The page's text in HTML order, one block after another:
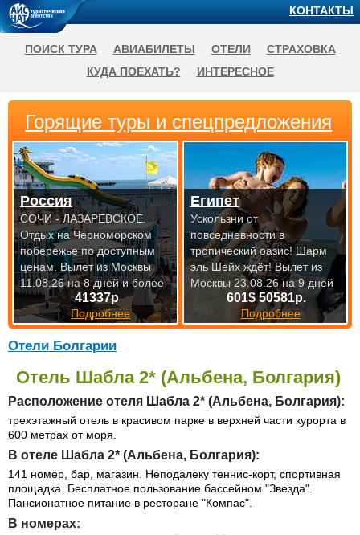
Отели Болгарии
Отель Шабла 2* (Альбена, Болгария)
Расположение отеля Шабла 2* (Альбена, Болгария):
трехэтажный отель в красивом парке в верхней части курорта в
600 метрах от моря.
В отеле Шабла 2* (Альбена, Болгария):
141 номер, бар, магазин. Неподалеку теннис-корт, спортивная
площадка. Бесплатное пользование бассейном "Звезда".
Пансионатное питание в ресторане "Компас".
В номерах:
Горящие туры и спецпредложения
41337р
Подробнее
Россия
СОЧИ - ЛАЗАРЕВСКОЕ.
Отдых на Черноморском
побережье по доступным
ценам. Вылет из Москвы
11.08.26 на 8 дней и более
601$ 50581р.
Подробнее
Египет
Ускользни от
повседневности в
тропический оазис! Шарм
эль Шейх ждёт!Вылет из
Москвы 23.08.26 на 9 дней
КОНТАКТЫ
ПОИСК ТУРА АВИАБИЛЕТЫ ОТЕЛИ
СТРАХОВКА
КУДА ПОЕХАТЬ?
ИНТЕРЕСНОЕ